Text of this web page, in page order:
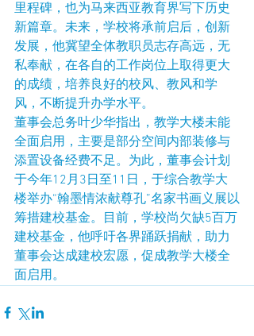
里程碑，也为马来西亚教育界写下历史
新篇章。未来，学校将承前启后，创新
发展，他冀望全体教职员志存高远，无
私奉献，在各自的工作岗位上取得更大
的成绩，培养良好的校风、教风和学
风，不断提升办学水平。
董事会总务叶少华指出，教学大楼未能
全面启用，主要是部分空间内部装修与
添置设备经费不足。为此，董事会计划
于今年12月3日至11日，于综合教学大
楼举办“翰墨情浓献尊孔”名家书画义展以
筹措建校基金。目前，学校尚欠缺5百万
建校基金，他呼吁各界踊跃捐献，助力
董事会达成建校宏愿，促成教学大楼全
面启用。